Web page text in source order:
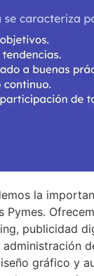
la
Pymes.
publicidad
gráfico y